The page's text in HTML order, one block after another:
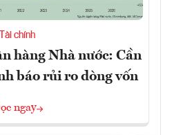
Tài chính
hàng Nhà nước: Cần
báo rủi ro dòng vốn
ngay